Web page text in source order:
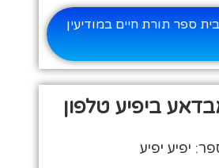
ספר תורת חיים במודיעין
ביפיע טלפון
יפיע יפיע